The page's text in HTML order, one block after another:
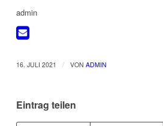
admin
16. JULI 2021 / VON ADMIN
Eintrag teilen